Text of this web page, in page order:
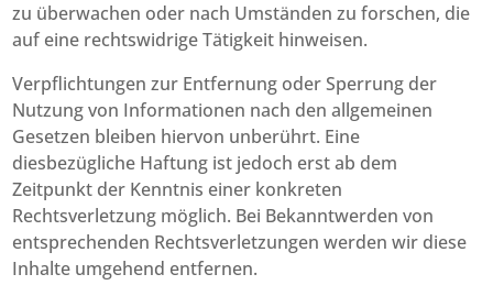
zu überwachen oder nach Umständen zu forschen, die
auf eine rechtswidrige Tätigkeit hinweisen.
Verpflichtungen zur Entfernung oder Sperrung der
Nutzung von Informationen nach den allgemeinen
Gesetzen bleiben hiervon unberührt. Eine
diesbezügliche Haftung ist jedoch erst ab dem
Zeitpunkt der Kenntnis einer konkreten
Rechtsverletzung möglich. Bei Bekanntwerden von
entsprechenden Rechtsverletzungen werden wir diese
Inhalte umgehend entfernen.